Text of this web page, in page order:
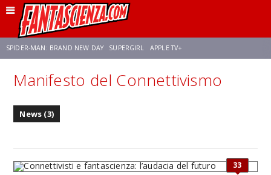
SPIDER-MAN: BRAND NEW DAY SUPERGIRL APPLE TV+
FRANCO RICCIARDIELLO ZENDAYA STAR TREK AVENGERS: DOOMSDAY
Manifesto del Connettivismo
News (3)
33